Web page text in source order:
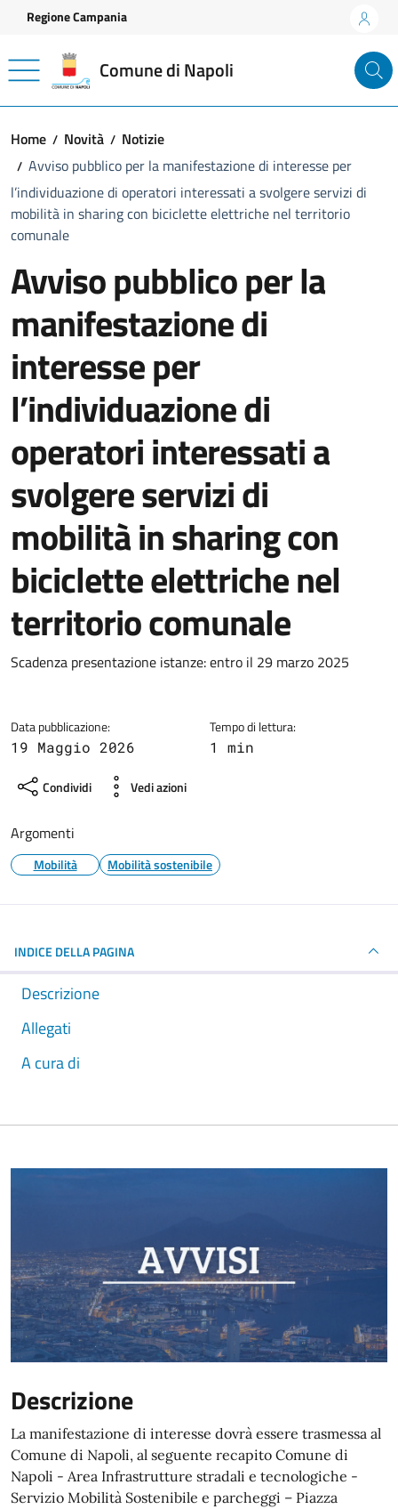
Vai ai contenuti
Vai al footer
Regione Campania
Comune di Napoli
Home Novità
Notizie
Avviso pubblico per la manifestazione di interesse per
l’individuazione di operatori interessati a svolgere servizi di
mobilità in sharing con biciclette elettriche nel territorio
comunale
Avviso pubblico per la
manifestazione di
interesse per
l’individuazione di
operatori interessati a
svolgere servizi di
mobilità in sharing con
biciclette elettriche nel
territorio comunale
Dettagli della notizia
Scadenza presentazione istanze: entro il 29 marzo 2025
Data pubblicazione:
19 Maggio 2026
Tempo di lettura:
1 min
Condividi Vedi azioni
Argomenti
Mobilità Mobilità sostenibile
INDICE DELLA PAGINA
Descrizione
Allegati
A cura di
Descrizione
La manifestazione di interesse dovrà essere trasmessa al
Comune di Napoli, al seguente recapito Comune di
Napoli - Area Infrastrutture stradali e tecnologiche -
Servizio Mobilità Sostenibile e parcheggi – Piazza